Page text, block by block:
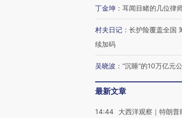
丁金坤 ： 耳闻目睹的几位律
村夫日记 ： 长护险覆盖全国
续加码
吴晓波 ： “沉睡”的10万亿元
最新文章
14:44 大西洋观察｜特朗普